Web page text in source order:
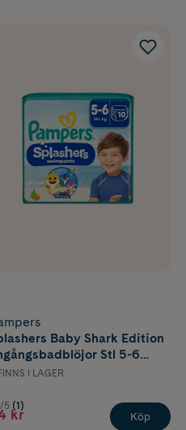
Baby Shark Edition
Stl 5-6
10 st
FINNS I LAGER
5 (1)
kr Köp